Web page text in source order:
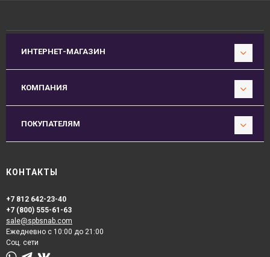
ИНТЕРНЕТ-МАГАЗИН
КОМПАНИЯ
ПОКУПАТЕЛЯМ
КОНТАКТЫ
+7 812 642-23-40
+7 (800) 555-61-63
sale@spbsnab.com
Ежедневно с 10:00 до 21:00
Соц. сети